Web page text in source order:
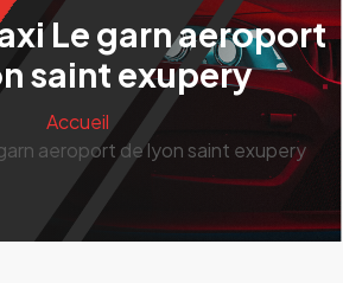
Le garn aeroport
saint exupery
Accueil
aeroport de lyon saint exupery